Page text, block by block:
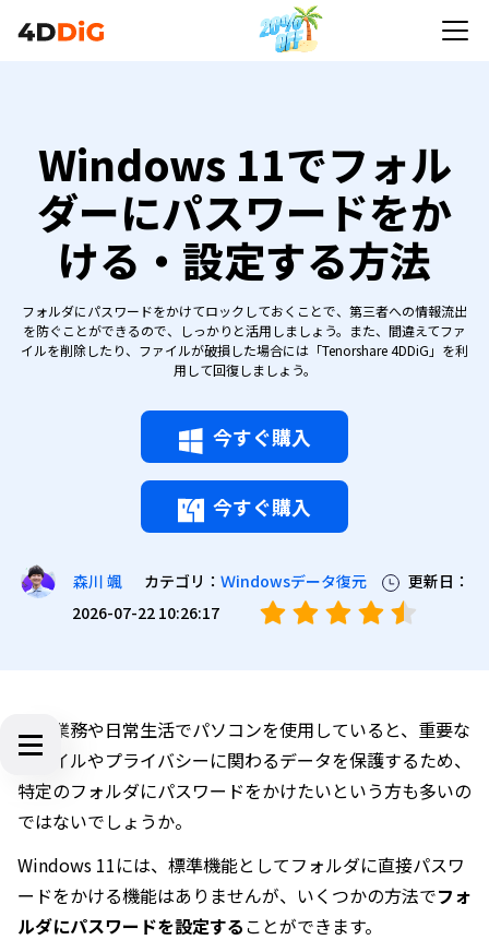
Windows 11でフォル
ダーにパスワードをか
ける・設定する方法
フォルダにパスワードをかけてロックしておくことで、第三者への情報流出
を防ぐことができるので、しっかりと活用しましょう。また、間違えてファ
イルを削除したり、ファイルが破損した場合には「Tenorshare 4DDiG」を利
用して回復しましょう。
今すぐ購入
今すぐ購入
森川 颯 カテゴリ： Ｗindowsデータ復元
更新日：
2026-07-22 10:26:17
日々業務や日常生活でパソコンを使用していると、重要な
ファイルやプライバシーに関わるデータを保護するため、
特定のフォルダにパスワードをかけたいという方も多いの
ではないでしょうか。
Windows 11には、標準機能としてフォルダに直接パスワ
ードをかける機能はありませんが、いくつかの方法でフォ
ルダにパスワードを設定することができます。